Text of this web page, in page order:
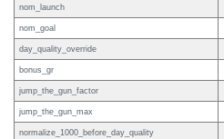
nom_launch
nom_goal
day_quality_override
bonus_gr
jump_the_gun_factor
jump_the_gun_max
normalize_1000_before_day_quality